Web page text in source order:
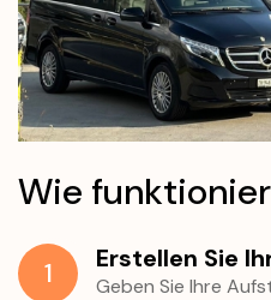
Wie
1 Erstellen Sie
Geben Sie Ihre